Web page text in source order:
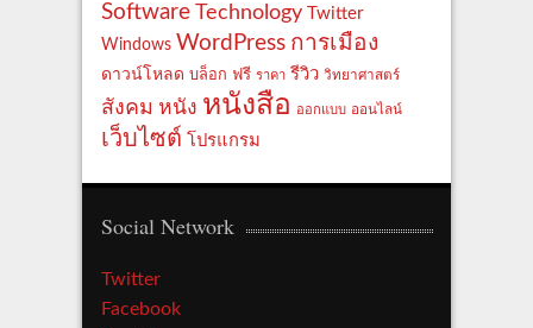
Software Technology
Twitter
Windows WordPress การเมือง
ดาวน์โหลด บล็อก ฟรี ราคา รีวิว วิทยาศาสตร์
สังคม หนัง หนังสือ ออกแบบ ออนไลน์
เว็บไซต์ โปรแกรม
Social Network
Twitter
Facebook